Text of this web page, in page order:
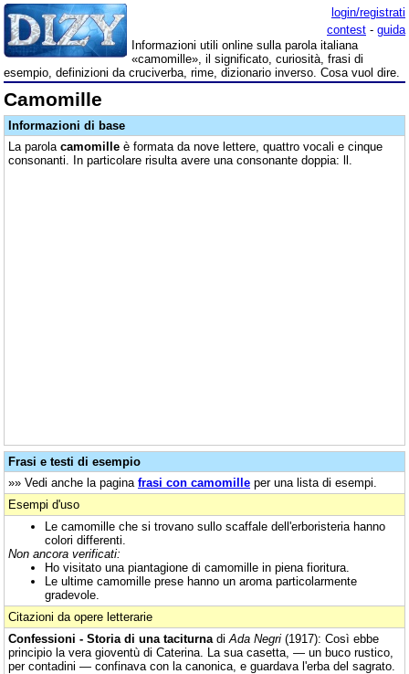
login/registrati
contest - guida
Informazioni utili online sulla parola italiana
«camomille», il significato, curiosità, frasi di
esempio, definizioni da cruciverba, rime, dizionario inverso. Cosa vuol dire.
Camomille
Informazioni di base
La parola camomille è formata da nove lettere, quattro vocali e cinque
consonanti. In particolare risulta avere una consonante doppia: ll.
Frasi e testi di esempio
»» Vedi anche la pagina frasi con camomille per una lista di esempi.
Esempi d'uso
Le camomille che si trovano sullo scaffale dell'erboristeria hanno
colori differenti.
Non ancora verificati:
Ho visitato una piantagione di camomille in piena fioritura.
Le ultime camomille prese hanno un aroma particolarmente
gradevole.
Citazioni da opere letterarie
Confessioni - Storia di una taciturna di Ada Negri (1917): Così ebbe
principio la vera gioventù di Caterina. La sua casetta, — un buco rustico,
per contadini — confinava con la canonica, e guardava l'erba del sagrato.